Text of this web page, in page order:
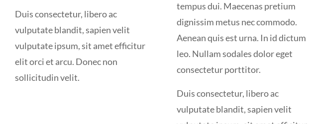
Duis consectetur, libero ac
vulputate blandit, sapien velit
vulputate ipsum, sit amet efficitur
elit orci et arcu. Donec non
sollicitudin velit.
tempus dui. Maecenas pretium
dignissim metus nec commodo.
Aenean quis est urna. In id dictum
leo. Nullam sodales dolor eget
consectetur porttitor.
Duis consectetur, libero ac
vulputate blandit, sapien velit